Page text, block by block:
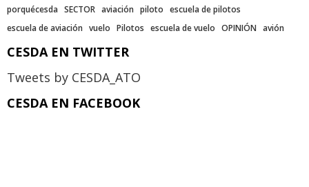
porquécesda SECTOR aviación piloto escuela de pilotos
escuela de aviación vuelo Pilotos escuela de vuelo OPINIÓN avión
CESDA EN TWITTER
Tweets by CESDA_ATO
CESDA EN FACEBOOK